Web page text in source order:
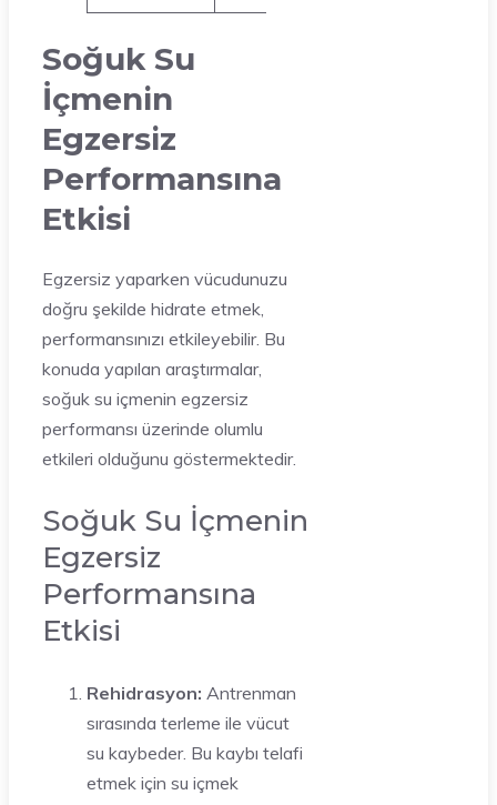
Soğuk Su
İçmenin
Egzersiz
Performansına
Etkisi
Egzersiz yaparken vücudunuzu
doğru şekilde hidrate etmek,
performansınızı etkileyebilir. Bu
konuda yapılan araştırmalar,
soğuk su içmenin egzersiz
performansı üzerinde olumlu
etkileri olduğunu göstermektedir.
Soğuk Su İçmenin
Egzersiz
Performansına
Etkisi
Rehidrasyon: Antrenman
sırasında terleme ile vücut
su kaybeder. Bu kaybı telafi
etmek için su içmek